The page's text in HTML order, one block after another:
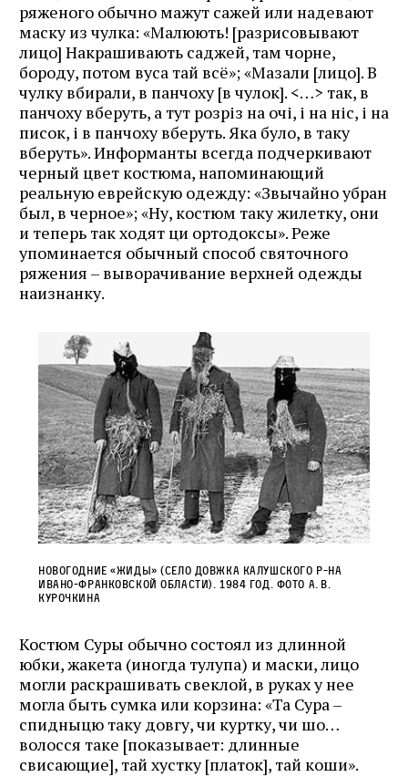
ряженого обычно мажут сажей или надевают
маску из чулка: «Малюють! [разрисовывают
лицо] Накрашивають саджей, там чорне,
бороду, потом вуса тай всё»; «Мазали [лицо]. В
чулку вбирали, в панчоху [в чулок]. <…> так, в
панчоху вберуть, а тут розріз на очі, і на ніс, і на
писок, і в панчоху вберуть. Яка було, в таку
вберуть». Информанты всегда подчеркивают
черный цвет костюма, напоминающий
реальную еврейскую одежду: «Звычайно убран
был, в черное»; «Ну, костюм таку жилетку, они
и теперь так ходят ци ортодоксы». Реже
упоминается обычный способ святочного
ряжения – выворачивание верхней одежды
наизнанку.
Новогодние «жиды» (село Довжка Калуш­ского р-на
Ивано-Франковской области). 1984 год. Фото А. В.
Курочкина
Костюм Суры обычно состоял из длинной
юбки, жакета (иногда тулупа) и маски, лицо
могли раскрашивать свеклой, в руках у нее
могла быть сумка или корзина: «Та Сура –
спидныцю таку довгу, чи куртку, чи шо…
волосся таке [показывает: длинные
свисающие], тай хустку [платок], тай коши».